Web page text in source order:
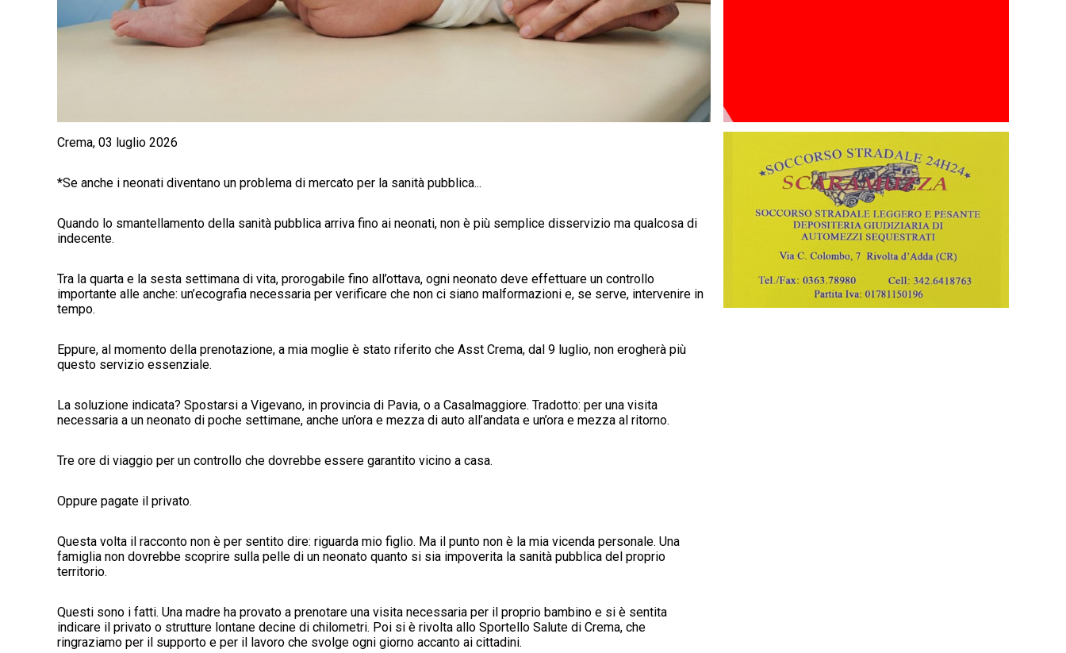
Crema, 03 luglio 2026
*Se anche i neonati diventano un problema di mercato per la sanità pubblica...
Quando lo smantellamento della sanità pubblica arriva fino ai neonati, non è più semplice disservizio ma qualcosa di
indecente.
Tra la quarta e la sesta settimana di vita, prorogabile fino all’ottava, ogni neonato deve effettuare un controllo
importante alle anche: un’ecografia necessaria per verificare che non ci siano malformazioni e, se serve, intervenire in
tempo.
Eppure, al momento della prenotazione, a mia moglie è stato riferito che Asst Crema, dal 9 luglio, non erogherà più
questo servizio essenziale.
La soluzione indicata? Spostarsi a Vigevano, in provincia di Pavia, o a Casalmaggiore. Tradotto: per una visita
necessaria a un neonato di poche settimane, anche un’ora e mezza di auto all’andata e un’ora e mezza al ritorno.
Tre ore di viaggio per un controllo che dovrebbe essere garantito vicino a casa.
Oppure pagate il privato.
Questa volta il racconto non è per sentito dire: riguarda mio figlio. Ma il punto non è la mia vicenda personale. Una
famiglia non dovrebbe scoprire sulla pelle di un neonato quanto si sia impoverita la sanità pubblica del proprio
territorio.
Questi sono i fatti. Una madre ha provato a prenotare una visita necessaria per il proprio bambino e si è sentita
indicare il privato o strutture lontane decine di chilometri. Poi si è rivolta allo Sportello Salute di Crema, che
ringraziamo per il supporto e per il lavoro che svolge ogni giorno accanto ai cittadini.